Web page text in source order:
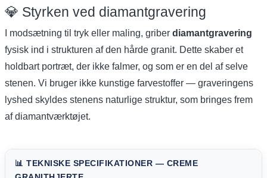
💎 Styrken ved diamantgravering
I modsætning til tryk eller maling, griber diamantgravering
fysisk ind i strukturen af den hårde granit. Dette skaber et
holdbart portræt, der ikke falmer, og som er en del af selve
stenen. Vi bruger ikke kunstige farvestoffer — graveringens
lyshed skyldes stenens naturlige struktur, som bringes frem
af diamantværktøjet.
📊 TEKNISKE SPECIFIKATIONER — CREME